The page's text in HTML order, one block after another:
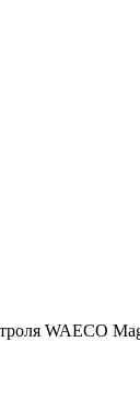
WAECO